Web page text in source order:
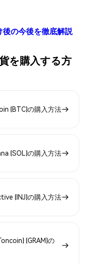
の今後を徹底解説
を購入する方
(BTC)の購入方法
(SOL)の購入方法
(INJ)の購入方法
(GRAM)の